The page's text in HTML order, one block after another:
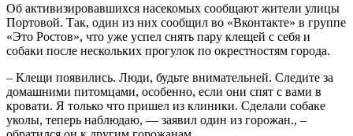
Об активизировавшихся насекомых сообщают жители улицы
Портовой. Так, один из них сообщил во «Вконтакте» в группе
«Это Ростов», что уже успел снять пару клещей с себя и
собаки после нескольких прогулок по окрестностям города.
– Клещи появились. Люди, будьте внимательней. Следите за
домашними питомцами, особенно, если они спят с вами в
кровати. Я только что пришел из клиники. Сделали собаке
уколы, теперь наблюдаю, — заявил один из горожан., –